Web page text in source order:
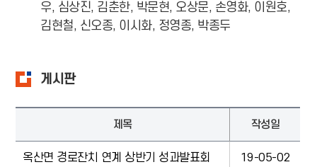
우, 심상진, 김춘한, 박문현, 오상문, 손영화, 이원호,
김현철, 신오종, 이시화, 정영종, 박종두
게시판
제목 작성일
옥산면 경로잔치 연계 상반기 성과발표회 19-05-02